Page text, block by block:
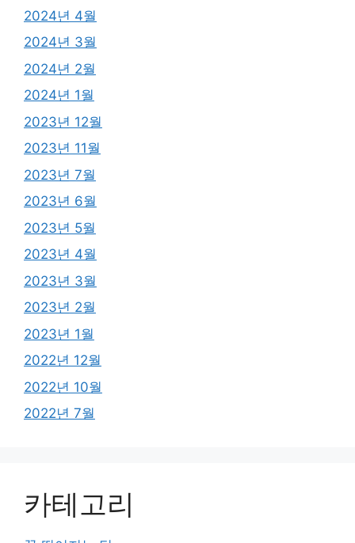
2024년 4월
2024년 3월
2024년 2월
2024년 1월
2023년 12월
2023년 11월
2023년 7월
2023년 6월
2023년 5월
2023년 4월
2023년 3월
2023년 2월
2023년 1월
2022년 12월
2022년 10월
2022년 7월
카테고리